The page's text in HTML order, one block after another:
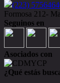
(223)
Formosa 212-
Seguinos en
Asociados con
¿Qué estás